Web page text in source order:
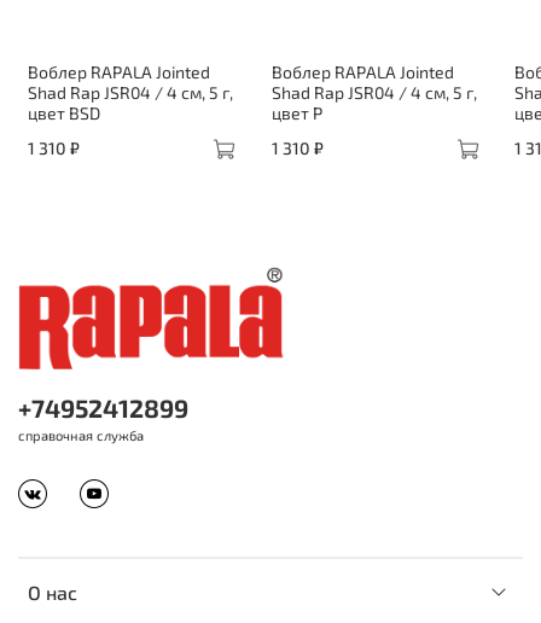
Воблер RAPALA Jointed
Shad Rap JSR04 / 4 см, 5 г,
цвет BSD
1 310 ₽
Воблер RAPALA Jointed
Shad Rap JSR04 / 4 см, 5 г,
цвет P
1 310 ₽
1
О нас
+74952412899
справочная служба